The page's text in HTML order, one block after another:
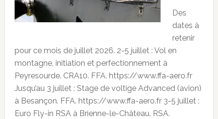
Des
dates à
retenir
pour ce mois de juillet 2026. 2-5 juillet : Vol en
montagne, initiation et perfectionnement à
Peyresourde. CRA10. FFA. https://www.ffa-aero.fr
Jusqu’au 3 juillet : Stage de voltige Advanced (avion)
à Besançon. FFA. https://www.ffa-aero.fr 3-5 juillet :
Euro Fly-in RSA à Brienne-le-Château. RSA.